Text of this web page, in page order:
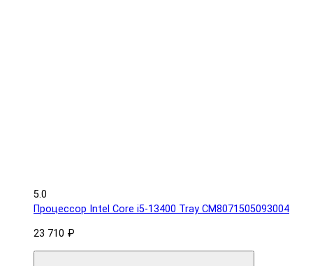
5.0
Процессор Intel Core i5-13400 Tray CM8071505093004
23 710 ₽